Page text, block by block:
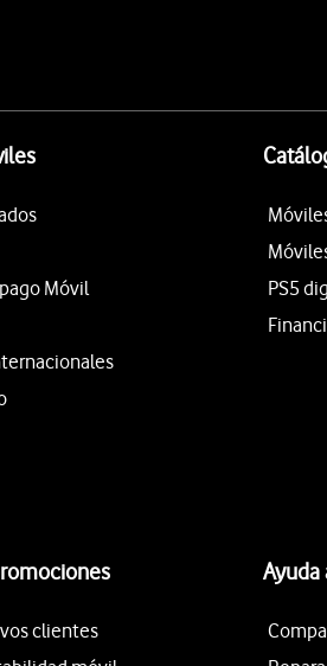
Móvil
PS5
clientes